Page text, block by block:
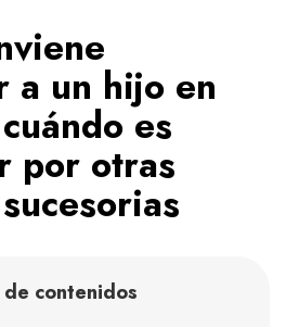
a un hijo en
es
por otras
de contenidos